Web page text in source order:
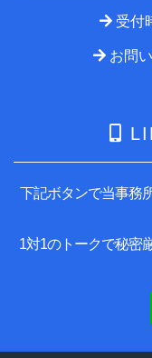
受付
お問
下記ボタンで当事務
1対1のトークで秘密